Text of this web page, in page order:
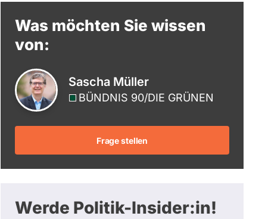
berücksichtigt.
Was möchten Sie wissen
von:
Sascha Müller
BÜNDNIS 90/­DIE GRÜNEN
Frage stellen
Werde Politik-Insider:in!